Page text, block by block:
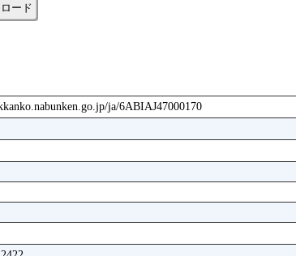
ード
ja/6ABIAJ47000170